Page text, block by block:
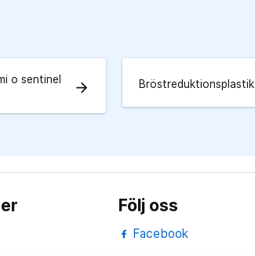
o sentinel
arrow_forward Bröstreduktionsplastik
Följ oss
Facebook